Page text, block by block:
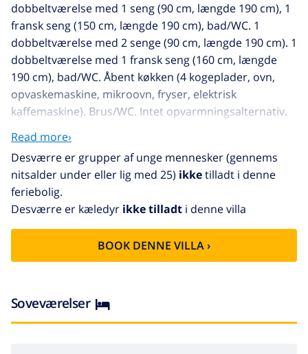
dobbeltværelse med 1 seng (90 cm, længde 190 cm), 1
fransk seng (150 cm, længde 190 cm), bad/WC. 1
dobbeltværelse med 2 senge (90 cm, længde 190 cm). 1
dobbeltværelse med 1 fransk seng (160 cm, længde
190 cm), bad/WC. Åbent køkken (4 kogeplader, ovn,
opvaskemaskine, mikroovn, fryser, elektrisk
kaffemaskine). Brus/WC. Intet opvarmningsalternativ.
Stor terrasse. Havemøbler, grill, liggestole. Udsigt over
bjergene og byen. Til benyttelse: højstol, barneseng til
2 år, hårtørrer. Internet (trådløs LAN [WLAN], gratis).
Bemærk venligst: velegnet for familier. TV kun ES, FR,
DE. HUTG-020895
Read more›
Desværre er grupper af unge mennesker (gennems
nitsalder under eller lig med 25) ikketilladt i denne
feriebolig.
Desværre er kæledyr ikke tilladt i denne villa
BOOK DENNE VILLA ›
Soveværelser